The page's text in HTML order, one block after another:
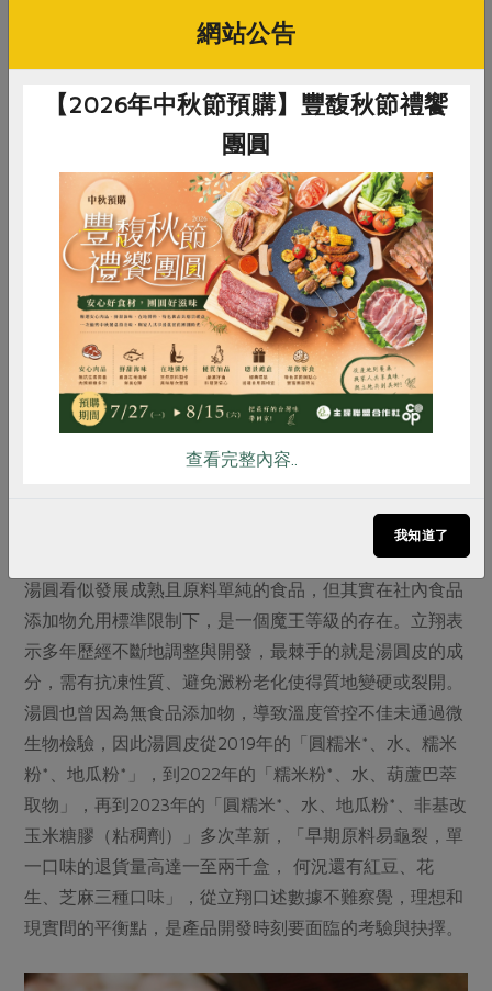
海陸雙拼飯團組不需解凍，將袋子撕開一角，700W微波加熱1
分50秒即可食用。
●純米粿仔條
立翔以他2019年提案失敗的粿仔條為例，當時因為米食食
用率下滑而想要開發一款純米粿仔條，但因為純米製作的
粿條口感柔軟，在工廠加工後運輸到各站所，維持穩定性
狀是一大考驗，再加上無化學添加的純米粿條不耐凍、易
斷裂，所以這個品項基於對食品添加物使用有度的堅持
湯圓看似發展成熟且原料單純的食品，但其實在社內食品
添加物允用標準限制下，是一個魔王等級的存在。立翔表
示多年歷經不斷地調整與開發，最棘手的就是湯圓皮的成
分，需有抗凍性質、避免澱粉老化使得質地變硬或裂開。
湯圓也曾因為無食品添加物，導致溫度管控不佳未通過微
生物檢驗，因此湯圓皮從2019年的「圓糯米*、水、糯米
粉*、地瓜粉*」，到2022年的「糯米粉*、水、葫蘆巴萃
取物」，再到2023年的「圓糯米*、水、地瓜粉*、非基改
玉米糖膠（粘稠劑）」多次革新，「早期原料易龜裂，單
一口味的退貨量高達一至兩千盒， 何況還有紅豆、花
生、芝麻三種口味」，從立翔口述數據不難察覺，理想和
現實間的平衡點，是產品開發時刻要面臨的考驗與抉擇。
惜食 RPET 食譜 減硝酸鹽
雞蛋 食安 共同購買
網站公告
【2026年中秋節預購】豐馥秋節禮饗
團圓
查看完整內容..
我知道了